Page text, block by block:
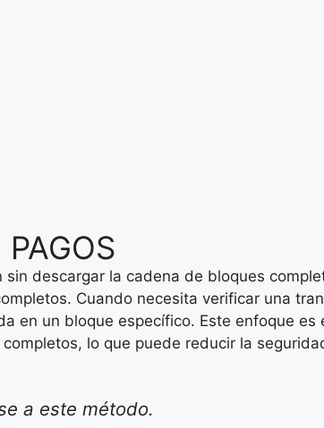
descargar la cadena de bloques
Cuando necesita verificar una
en un bloque específico. Este enfoque
lo que puede reducir la
a este método.